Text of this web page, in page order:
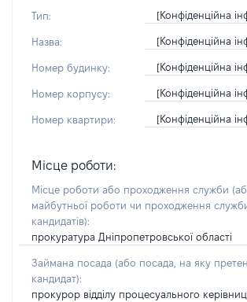
Тип: [Конфіденційна
Назва: [Конфіденційна
Номер будинку: [Конфіденційна
Номер корпусу: [Конфіденційна
Номер квартири: [Конфіденційна
Місце роботи:
Місце роботи або проходження служби
майбутньої роботи чи проходження
кандидатів):
прокуратура Дніпропетровської області
Займана посада (або посада, на яку
кандидат):
прокурор відділу процесуального